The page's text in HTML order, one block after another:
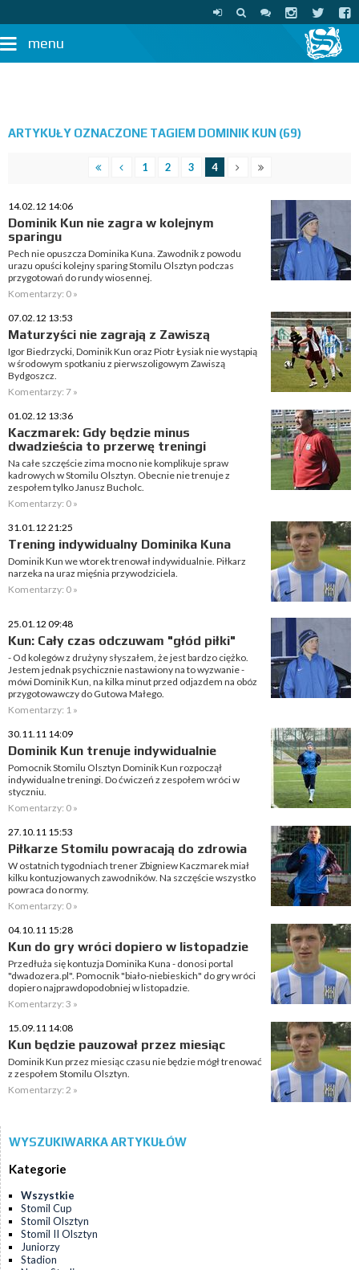
menu
ARTYKUŁY OZNACZONE TAGIEM DOMINIK KUN (69)
1 2 3 4
14.02.12 14:06
Dominik Kun nie zagra w kolejnym
sparingu
Pech nie opuszcza Dominika Kuna. Zawodnik z powodu
urazu opuści kolejny sparing Stomilu Olsztyn podczas
przygotowań do rundy wiosennej.
Komentarzy: 0 »
07.02.12 13:53
Maturzyści nie zagrają z Zawiszą
Igor Biedrzycki, Dominik Kun oraz Piotr Łysiak nie wystąpią
w środowym spotkaniu z pierwszoligowym Zawiszą
Bydgoszcz.
Komentarzy: 7 »
01.02.12 13:36
Kaczmarek: Gdy będzie minus
dwadzieścia to przerwę treningi
Na całe szczęście zima mocno nie komplikuje spraw
kadrowych w Stomilu Olsztyn. Obecnie nie trenuje z
zespołem tylko Janusz Bucholc.
Komentarzy: 0 »
31.01.12 21:25
Trening indywidualny Dominika Kuna
Dominik Kun we wtorek trenował indywidualnie. Piłkarz
narzeka na uraz mięśnia przywodziciela.
Komentarzy: 0 »
25.01.12 09:48
Kun: Cały czas odczuwam "głód piłki"
- Od kolegów z drużyny słyszałem, że jest bardzo ciężko.
Jestem jednak psychicznie nastawiony na to wyzwanie -
mówi Dominik Kun, na kilka minut przed odjazdem na obóz
przygotowawczy do Gutowa Małego.
Komentarzy: 1 »
30.11.11 14:09
Dominik Kun trenuje indywidualnie
Pomocnik Stomilu Olsztyn Dominik Kun rozpoczął
indywidualne treningi. Do ćwiczeń z zespołem wróci w
styczniu.
Komentarzy: 0 »
27.10.11 15:53
Piłkarze Stomilu powracają do zdrowia
W ostatnich tygodniach trener Zbigniew Kaczmarek miał
kilku kontuzjowanych zawodników. Na szczęście wszystko
powraca do normy.
Komentarzy: 0 »
04.10.11 15:28
Kun do gry wróci dopiero w listopadzie
Przedłuża się kontuzja Dominika Kuna - donosi portal
"dwadozera.pl". Pomocnik "biało-niebieskich" do gry wróci
dopiero najprawdopodobniej w listopadzie.
Komentarzy: 3 »
15.09.11 14:08
Kun będzie pauzował przez miesiąc
Dominik Kun przez miesiąc czasu nie będzie mógł trenować
z zespołem Stomilu Olsztyn.
Komentarzy: 2 »
WYSZUKIWARKA ARTYKUŁÓW
Kategorie
Wszystkie
Stomil Cup
Stomil Olsztyn
Stomil II Olsztyn
Juniorzy
Stadion